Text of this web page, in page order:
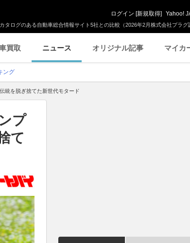
タログのある自動車総合情報サイト5社との比較（2026年2月株式会社プラグ
ログイン [新規取得] Yahoo!
買取 ニュース オリジナル記事 マイカ
ング
統を脱ぎ捨てた新世代モタード
プ
て